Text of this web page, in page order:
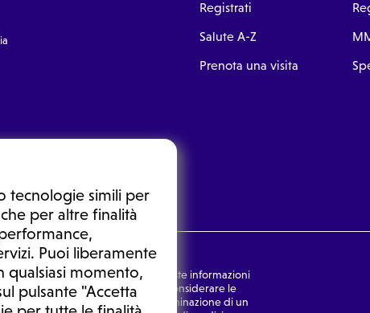
tecnologie simili per
per altre finalità
Puoi liberamente
qualsiasi momento,
pulsante "Accetta
Registrati
Salute A-Z
Prenota una visita
medico. In nessun caso, queste informazioni
dal medico. Non si devono considerare le
di una diagnosi, la determinazione di un